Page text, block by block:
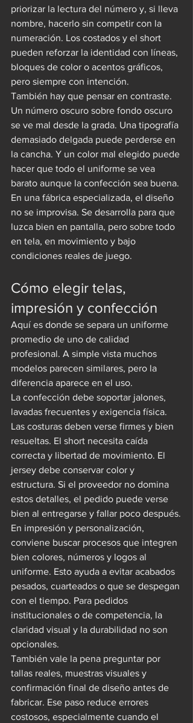
priorizar la lectura del número y, si lleva
nombre, hacerlo sin competir con la
numeración. Los costados y el short
pueden reforzar la identidad con líneas,
bloques de color o acentos gráficos,
pero siempre con intención.
También hay que pensar en contraste.
Un número oscuro sobre fondo oscuro
se ve mal desde la grada. Una tipografía
demasiado delgada puede perderse en
la cancha. Y un color mal elegido puede
hacer que todo el uniforme se vea
barato aunque la confección sea buena.
En una fábrica especializada, el diseño
no se improvisa. Se desarrolla para que
luzca bien en pantalla, pero sobre todo
en tela, en movimiento y bajo
condiciones reales de juego.
Cómo elegir telas,
impresión y confección
Aquí es donde se separa un uniforme
promedio de uno de calidad
profesional. A simple vista muchos
modelos parecen similares, pero la
diferencia aparece en el uso.
La confección debe soportar jalones,
lavadas frecuentes y exigencia física.
Las costuras deben verse firmes y bien
resueltas. El short necesita caída
correcta y libertad de movimiento. El
jersey debe conservar color y
estructura. Si el proveedor no domina
estos detalles, el pedido puede verse
bien al entregarse y fallar poco después.
En impresión y personalización,
conviene buscar procesos que integren
bien colores, números y logos al
uniforme. Esto ayuda a evitar acabados
pesados, cuarteados o que se despegan
con el tiempo. Para pedidos
institucionales o de competencia, la
claridad visual y la durabilidad no son
opcionales.
También vale la pena preguntar por
tallas reales, muestras visuales y
confirmación final de diseño antes de
fabricar. Ese paso reduce errores
costosos, especialmente cuando el